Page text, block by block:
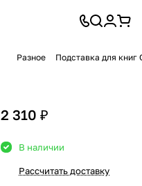
Разное Подставка для книг
2 310 ₽
В наличии
Рассчитать доставку